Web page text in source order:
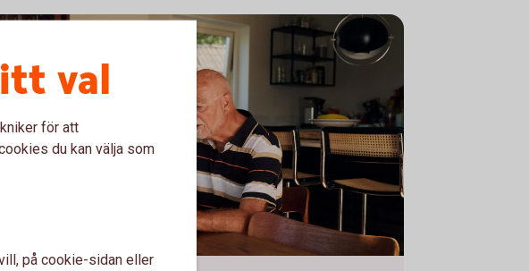
val
för att
du kan välja som
på cookie-sidan eller